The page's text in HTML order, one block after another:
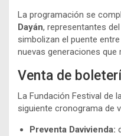
La programación se
Dayán, representantes
simbolizan el puente
nuevas generaciones que
Venta de
La Fundación Festival de
siguiente cronograma de
Preventa Davivienda: